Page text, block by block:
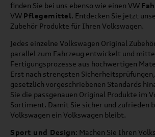
finden Sie bei uns ebenso wie einen VW
VW Pflegemittel. Entdecken Sie jetzt
Zubehör Produkte für Ihren Volkswagen.
Jedes einzelne Volkswagen Original
parallel zum Fahrzeug entwickelt und
Fertigungsprozesse aus hochwertigen
Erst nach strengsten
gesetzlich vorgeschriebenen Standards
Sie die passgenauen Original Produkte im
Sortiment. Damit Sie sicher und zufrieden
Volkswagen ein Volkswagen bleibt.
Sport und Design: Machen Sie Ihren